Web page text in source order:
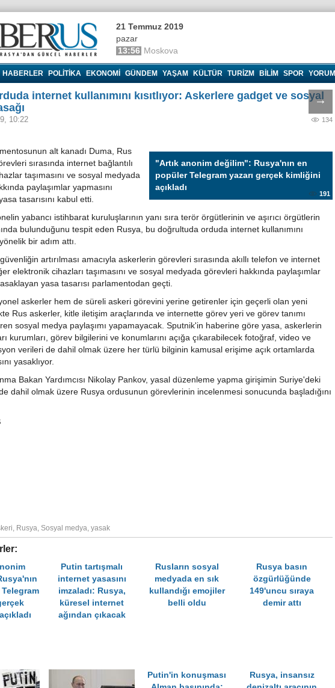
21 Temmuz 2019
pazar
13:56 Moskova
HABERLER POLITIKA EKONOMI GÜNDEM YAŞAM KÜLTÜR TURIZM BILIM SPOR YORUM
→
internet kullanımını kısıtlıyor: Askerlere gadget ve sosyal
10:22 134
"Artık anonim değilim": Rusya'nın en
popüler Telegram yazarı gerçek kimliğini
açıkladı
191
alt kanadı Duma, Rus
sırasında internet bağlantılı
taşımasını ve sosyal medyada
paylaşımlar yapmasını
tasarısını kabul etti.
yabancı istihbarat kuruluşlarının yanı sıra terör örgütlerinin ve aşırıcı örgütlerin
bulunduğunu tespit eden Rusya, bu doğrultuda orduda internet kullanımını
bir adım attı.
artırılması amacıyla askerlerin görevleri sırasında akıllı telefon ve internet
elektronik cihazları taşımasını ve sosyal medyada görevleri hakkında paylaşımlar
yasa tasarısı parlamentodan geçti.
askerler hem de süreli askeri görevini yerine getirenler için geçerli olan yeni
Rus askerler, kitle iletişim araçlarında ve internette görev yeri ve görev tanımı
sosyal medya paylaşımı yapamayacak. Sputnik'in haberine göre yasa, askerlerin
kurumları, görev bilgilerini ve konumlarını açığa çıkarabilecek fotoğraf, video ve
verileri de dahil olmak üzere her türlü bilginin kamusal erişime açık ortamlarda
yasaklıyor.
Bakan Yardımcısı Nikolay Pankov, yasal düzenleme yapma girişimin Suriye'deki
dahil olmak üzere Rusya ordusunun görevlerinin incelenmesi sonucunda başladığını
, Rusya, Sosyal medya, yasak
Putin tartışmalı
internet yasasını
imzaladı: Rusya,
küresel internet
ağından çıkacak
Rusların sosyal
medyada en sık
kullandığı emojiler
belli oldu
Rusya basın
özgürlüğünde
149'uncu sıraya
demir attı
Putin'in konuşması
Rusya, insansız